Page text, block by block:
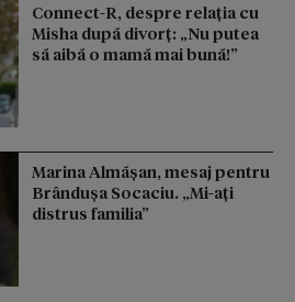
Connect-R, despre relația cu
Misha după divorț: „Nu putea
să aibă o mamă mai bună!”
Marina Almășan, mesaj pentru
Brândușa Socaciu. „Mi-ați
distrus familia”